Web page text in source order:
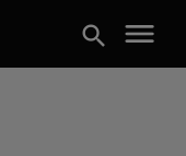
search menu